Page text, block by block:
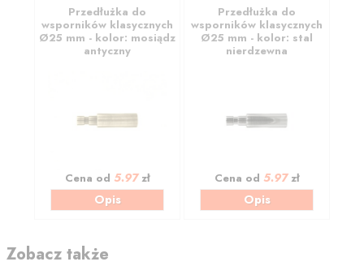
Przedłużka do
wsporników klasycznych
Ø25 mm - kolor: mosiądz
antyczny
Cena od 5.97zł
Opis
Przedłużka do
wsporników klasycznych
Ø25 mm - kolor: stal
nierdzewna
Cena od 5.97zł
Opis
Zobacz także